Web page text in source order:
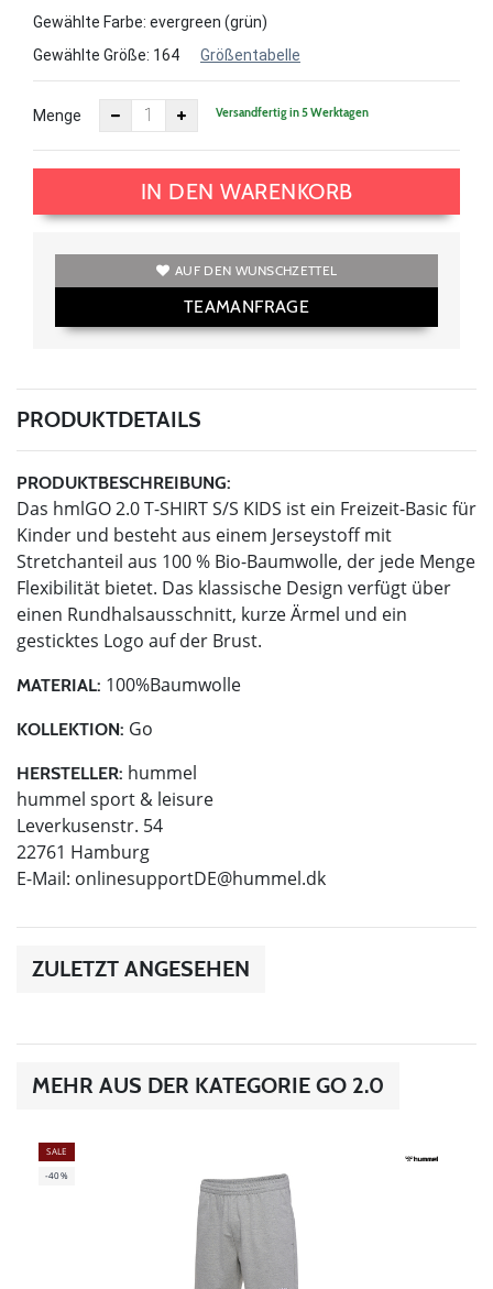
Gewählte Farbe: evergreen (grün)
Gewählte Größe: 164 Größentabelle
Menge Versandfertig in 5 Werktagen
IN DEN WARENKORB
AUF DEN WUNSCHZETTEL
TEAMANFRAGE
PRODUKTDETAILS
PRODUKTBESCHREIBUNG:
Das hmlGO 2.0 T-SHIRT S/S KIDS ist ein Freizeit-Basic für
Kinder und besteht aus einem Jerseystoff mit
Stretchanteil aus 100 % Bio-Baumwolle, der jede Menge
Flexibilität bietet. Das klassische Design verfügt über
einen Rundhalsausschnitt, kurze Ärmel und ein
gesticktes Logo auf der Brust.
MATERIAL: 100%Baumwolle
KOLLEKTION: Go
HERSTELLER: hummel
hummel sport & leisure
Leverkusenstr. 54
22761 Hamburg
E-Mail: onlinesupportDE@hummel.dk
ZULETZT ANGESEHEN
MEHR AUS DER KATEGORIE GO 2.0
SALE
-40%